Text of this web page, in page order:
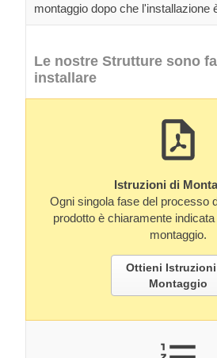
montaggio dopo che l'installazione
Le nostre Strutture sono
installare
Istruzioni di
Ogni singola fase del processo
prodotto è chiaramente
montaggio.
Ottieni
Montaggio